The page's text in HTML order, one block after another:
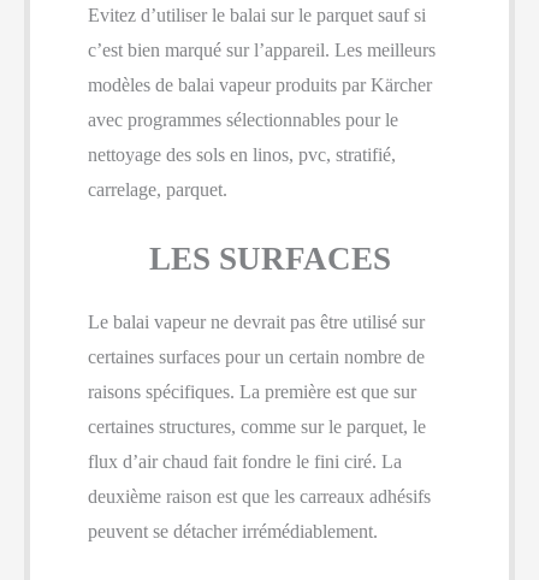
Evitez d’utiliser le balai sur le parquet sauf si
c’est bien marqué sur l’appareil. Les meilleurs
modèles de balai vapeur produits par Kärcher
avec programmes sélectionnables pour le
nettoyage des sols en linos, pvc, stratifié,
carrelage, parquet.
LES SURFACES
Le balai vapeur ne devrait pas être utilisé sur
certaines surfaces pour un certain nombre de
raisons spécifiques. La première est que sur
certaines structures, comme sur le parquet, le
flux d’air chaud fait fondre le fini ciré. La
deuxième raison est que les carreaux adhésifs
peuvent se détacher irrémédiablement.